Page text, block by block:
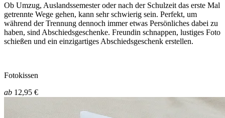
Ob Umzug, Auslandssemester oder nach der Schulzeit das erste Mal
getrennte Wege gehen, kann sehr schwierig sein. Perfekt, um
während der Trennung dennoch immer etwas Persönliches dabei zu
haben, sind Abschiedsgeschenke. Freundin schnappen, lustiges Foto
schießen und ein einzigartiges Abschiedsgeschenk erstellen.
Fotokissen
ab 12,95 €